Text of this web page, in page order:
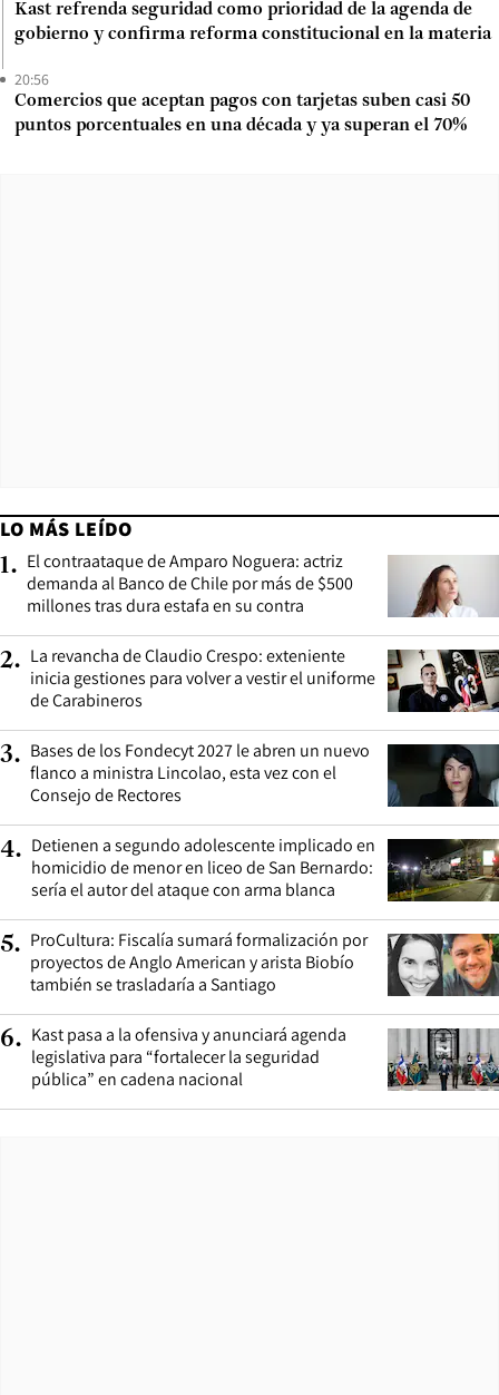
Kast refrenda seguridad como prioridad de la agenda de
gobierno y confirma reforma constitucional en la materia
20:56
Comercios que aceptan pagos con tarjetas suben casi 50
puntos porcentuales en una década y ya superan el 70%
LO MÁS LEÍDO
1. El contraataque de Amparo Noguera: actriz
demanda al Banco de Chile por más de $500
millones tras dura estafa en su contra
2. La revancha de Claudio Crespo: exteniente
inicia gestiones para volver a vestir el uniforme
de Carabineros
3. Bases de los Fondecyt 2027 le abren un nuevo
flanco a ministra Lincolao, esta vez con el
Consejo de Rectores
4. Detienen a segundo adolescente implicado en
homicidio de menor en liceo de San Bernardo:
sería el autor del ataque con arma blanca
5. ProCultura: Fiscalía sumará formalización por
proyectos de Anglo American y arista Biobío
también se trasladaría a Santiago
6. Kast pasa a la ofensiva y anunciará agenda
legislativa para “fortalecer la seguridad
pública” en cadena nacional